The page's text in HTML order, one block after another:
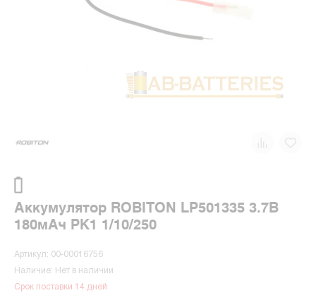
Аккумулятор ROBITON LP501335 3.7В
180мАч PK1 1/10/250
Артикул: 00-00016756
Наличие: Нет в наличии
Срок поставки 14 дней